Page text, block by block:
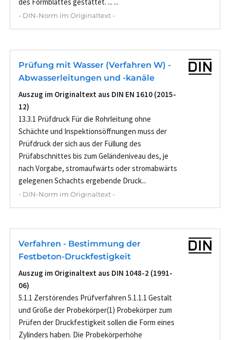
- DIN-Norm im Originaltext -
Prüfung mit Wasser (Verfahren W) -
Abwasserleitungen und -kanäle
Auszug im Originaltext aus DIN EN 1610 (2015-
12)
13.3.1 Prüfdruck Für die Rohrleitung ohne
Schächte und Inspektionsöffnungen muss der
Prüfdruck der sich aus der Füllung des
Prüfabschnittes bis zum Geländeniveau des, je
nach Vorgabe, stromaufwärts oder stromabwärts
gelegenen Schachts ergebende Druck...
- DIN-Norm im Originaltext -
Verfahren - Bestimmung der
Festbeton-Druckfestigkeit
Auszug im Originaltext aus DIN 1048-2 (1991-
06)
5.1.1 Zerstörendes Prüfverfahren 5.1.1.1 Gestalt
und Größe der Probekörper(1) Probekörper zum
Prüfen der Druckfestigkeit sollen die Form eines
Zylinders haben. Die Probekörperhöhe